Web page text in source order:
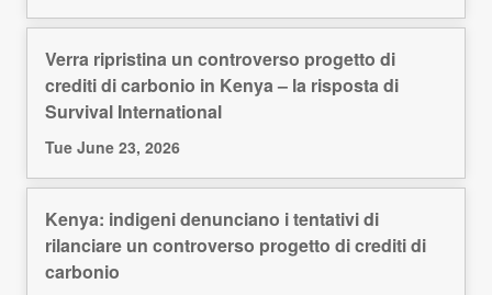
Verra ripristina un controverso progetto di
crediti di carbonio in Kenya – la risposta di
Survival International
Tue June 23, 2026
Kenya: indigeni denunciano i tentativi di
rilanciare un controverso progetto di crediti di
carbonio